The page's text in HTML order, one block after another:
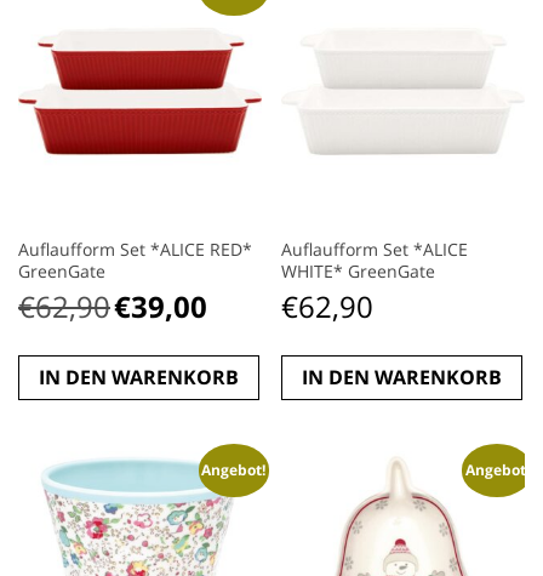
Auflaufform Set *ALICE RED*
GreenGate
€62,90Ursprünglicher
war:
€62,90
€39,00
ist:
€39,00.
IN DEN WARENKORB
Auflaufform Set *ALICE
WHITE* GreenGate
€62,90
IN DEN WARENKORB
Angebot! Angebot!